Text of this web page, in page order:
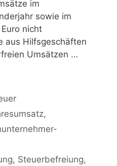
im
sowie im
nicht
aus Hilfsgeschäften
Umsätzen …
,
, Steuerbefreiung,